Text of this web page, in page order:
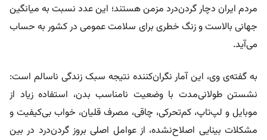
مردم ایران دچار گردن‌درد مزمن هستند؛ این عدد نسبت به میانگین
جهانی بالاست و زنگ خطری برای سلامت عمومی در کشور به حساب
می‌آید.
به گفته‌ی وی، این آمار نگران‌کننده نتیجه‌ سبک زندگی ناسالم است:
نشستن‌ طولانی‌مدت با وضعیت نامناسب بدن، استفاده‌ زیاد از
موبایل و لپ‌تاپ، کم‌تحرکی، چاقی، مصرف قلیان، خواب بی‌کیفیت و
مشکلات بینایی اصلاح‌نشده، از عوامل اصلی بروز گردن‌درد در بین